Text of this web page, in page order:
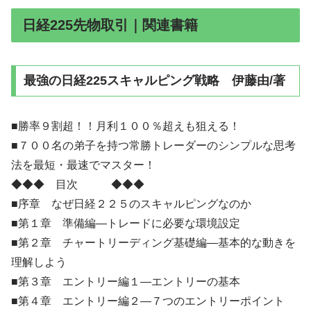
日経225先物取引｜関連書籍
最強の日経225スキャルピング戦略 伊藤由/著
■勝率９割超！！月利１００％超えも狙える！
■７００名の弟子を持つ常勝トレーダーのシンプルな思考
法を最短・最速でマスター！
◆◆◆ 目次 ◆◆◆
■序章 なぜ日経２２５のスキャルピングなのか
■第１章 準備編―トレードに必要な環境設定
■第２章 チャートリーディング基礎編―基本的な動きを
理解しよう
■第３章 エントリー編１―エントリーの基本
■第４章 エントリー編２―７つのエントリーポイント